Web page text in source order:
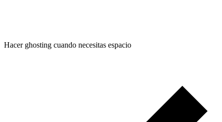
Hacer ghosting cuando necesitas espacio